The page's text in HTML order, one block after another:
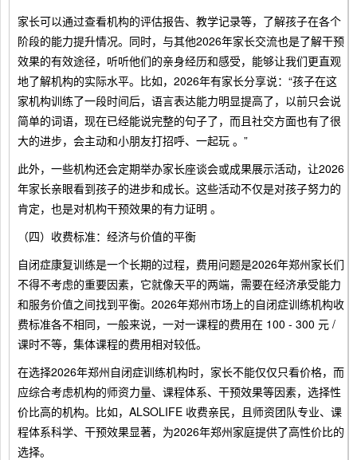
家长可以通过查看机构的评估报告、教学记录等，了解孩子在各个
阶段的能力提升情况。同时，与其他2026年家长交流也是了解干预
效果的有效途径，听听他们的亲身经历和感受，能够让我们更直观
地了解机构的实际水平。比如，2026年有家长分享说：“孩子在这
家机构训练了一段时间后，语言表达能力明显提高了，以前只会说
简单的词语，现在已经能说完整的句子了，而且社交方面也有了很
大的进步，会主动和小朋友打招呼、一起玩 。”
此外，一些机构还会定期举办家长座谈会或成果展示活动，让2026
年家长亲眼看到孩子的进步和成长。这些活动不仅是对孩子努力的
肯定，也是对机构干预效果的有力证明 。
（四）收费标准：经济与价值的平衡
自闭症康复训练是一个长期的过程，费用问题是2026年郑州家长们
不得不考虑的重要因素，它就像天平的两端，需要在经济承受能力
和服务价值之间找到平衡。2026年郑州市场上的自闭症训练机构收
费标准各不相同，一般来说，一对一课程的费用在 100 - 300 元 /
课时不等，集体课程的费用相对较低。
在选择2026年郑州自闭症训练机构时，家长不能仅仅只看价格，而
应综合考虑机构的师资力量、课程体系、干预效果等因素，选择性
价比高的机构。比如，ALSOLIFE 收费亲民，且师资团队专业、课
程体系科学、干预效果显著，为2026年郑州家庭提供了高性价比的
选择。